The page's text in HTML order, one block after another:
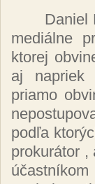
Daniel
mediálne
ktorej
aj napriek
priamo
podľa
prokurátor ,
účastníkom